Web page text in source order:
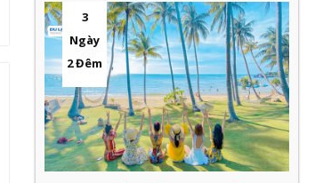
3
Ngày
2 Đêm